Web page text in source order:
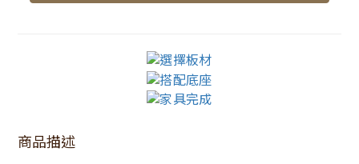
商品描述